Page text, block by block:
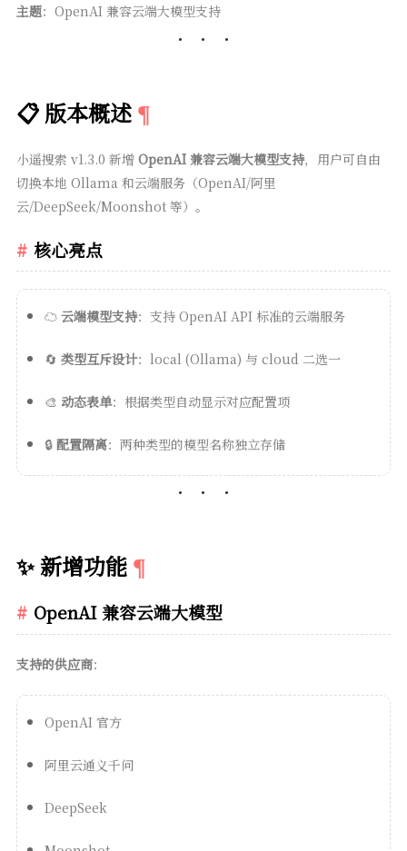
主题：OpenAI 兼容云端大模型支持
📋 版本概述
小遥搜索 v1.3.0 新增 OpenAI 兼容云端大模型支持，用户可自由
切换本地 Ollama 和云端服务（OpenAI/阿里
云/DeepSeek/Moonshot 等）。
核心亮点
☁️ 云端模型支持：支持 OpenAI API 标准的云端服务
🔄 类型互斥设计：local (Ollama) 与 cloud 二选一
🎨 动态表单：根据类型自动显示对应配置项
🔒 配置隔离：两种类型的模型名称独立存储
✨ 新增功能
OpenAI 兼容云端大模型
支持的供应商：
OpenAI 官方
阿里云通义千问
DeepSeek